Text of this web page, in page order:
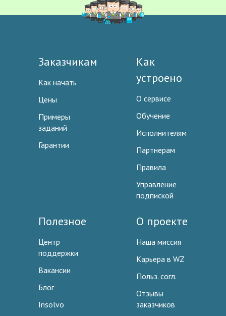
Заказчикам
Как начать
Цены
Примеры
заданий
Гарантии
Как
устроено
О сервисе
Обучение
Исполнителям
Партнерам
Правила
Управление
подпиской
Полезное
Центр
поддержки
Вакансии
Блог
Insolvo
О проекте
Наша миссия
Карьера в WZ
Польз. согл.
Отзывы
заказчиков